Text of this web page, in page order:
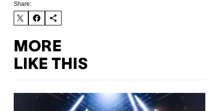
Share:
MORE
LIKE THIS